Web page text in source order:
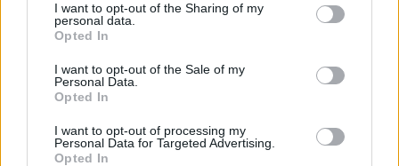
I want to opt-out of the Sharing of my
personal data.
Opted In
I want to opt-out of the Sale of my
Personal Data.
Opted In
I want to opt-out of processing my
Personal Data for Targeted Advertising.
Opted In
Bemutatkozás: Magas színvonalú festmények és műtárgyak,
bútorok, szőnyegek, üveg, porcelán és ezüst tárgyak, ékszerek,
néprajzi tárgyak értékesítése és aukcionálása. Hagyatékok és
a tárgyfelvétel folyamatos.